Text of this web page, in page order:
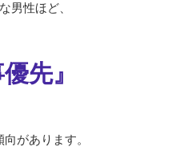
男性ほど、
先』
があります。